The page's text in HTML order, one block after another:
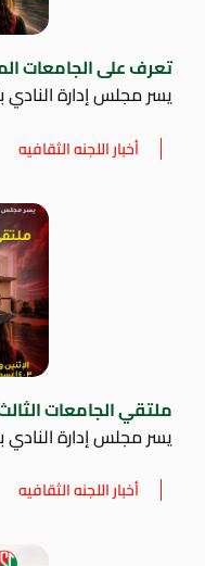
تعرف على الجامعات
يسر مجلس إدارة النادي
أخبار اللجنه الثقافيه
ملتقي الجامعات
يسر مجلس إدارة النادي
أخبار اللجنه الثقافيه